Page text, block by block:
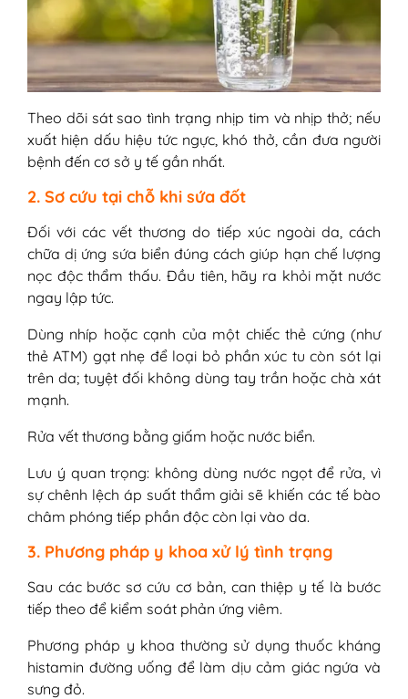
Theo dõi sát sao tình trạng nhịp tim và nhịp thở; nếu
xuất hiện dấu hiệu tức ngực, khó thở, cần đưa người
bệnh đến cơ sở y tế gần nhất.
2. Sơ cứu tại chỗ khi sứa đốt
Đối với các vết thương do tiếp xúc ngoài da, cách
chữa dị ứng sứa biển đúng cách giúp hạn chế lượng
nọc độc thẩm thấu. Đầu tiên, hãy ra khỏi mặt nước
ngay lập tức.
Dùng nhíp hoặc cạnh của một chiếc thẻ cứng (như
thẻ ATM) gạt nhẹ để loại bỏ phần xúc tu còn sót lại
trên da; tuyệt đối không dùng tay trần hoặc chà xát
mạnh.
Rửa vết thương bằng giấm hoặc nước biển.
Lưu ý quan trọng: không dùng nước ngọt để rửa, vì
sự chênh lệch áp suất thẩm giải sẽ khiến các tế bào
châm phóng tiếp phần độc còn lại vào da.
3. Phương pháp y khoa xử lý tình trạng
Sau các bước sơ cứu cơ bản, can thiệp y tế là bước
tiếp theo để kiểm soát phản ứng viêm.
Phương pháp y khoa thường sử dụng thuốc kháng
histamin đường uống để làm dịu cảm giác ngứa và
sưng đỏ.